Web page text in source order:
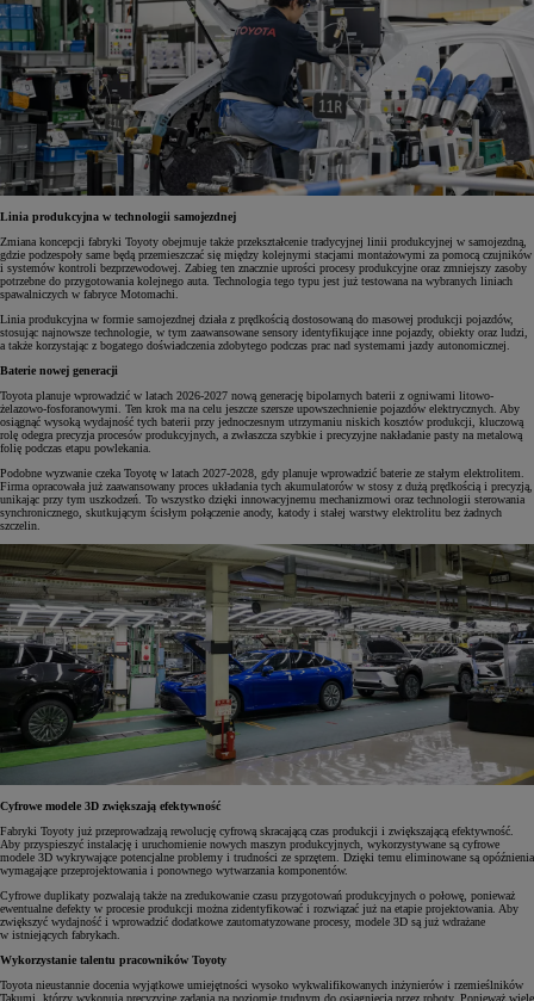
Linia produkcyjna w technologii samojezdnej
Zmiana koncepcji fabryki Toyoty obejmuje także przekształcenie tradycyjnej linii produkcyjnej w samojezdną,
gdzie podzespoły same będą przemieszczać się między kolejnymi stacjami montażowymi za pomocą czujników
i systemów kontroli bezprzewodowej. Zabieg ten znacznie uprości procesy produkcyjne oraz zmniejszy zasoby
potrzebne do przygotowania kolejnego auta. Technologia tego typu jest już testowana na wybranych liniach
spawalniczych w fabryce Motomachi.
Linia produkcyjna w formie samojezdnej działa z prędkością dostosowaną do masowej produkcji pojazdów,
stosując najnowsze technologie, w tym zaawansowane sensory identyfikujące inne pojazdy, obiekty oraz ludzi,
a także korzystając z bogatego doświadczenia zdobytego podczas prac nad systemami jazdy autonomicznej.
Baterie nowej generacji
Toyota planuje wprowadzić w latach 2026-2027 nową generację bipolarnych baterii z ogniwami litowo-
żelazowo-fosforanowymi. Ten krok ma na celu jeszcze szersze upowszechnienie pojazdów elektrycznych. Aby
osiągnąć wysoką wydajność tych baterii przy jednoczesnym utrzymaniu niskich kosztów produkcji, kluczową
rolę odegra precyzja procesów produkcyjnych, a zwłaszcza szybkie i precyzyjne nakładanie pasty na metalową
folię podczas etapu powlekania.
Podobne wyzwanie czeka Toyotę w latach 2027-2028, gdy planuje wprowadzić baterie ze stałym elektrolitem.
Firma opracowała już zaawansowany proces układania tych akumulatorów w stosy z dużą prędkością i precyzją,
unikając przy tym uszkodzeń. To wszystko dzięki innowacyjnemu mechanizmowi oraz technologii sterowania
synchronicznego, skutkującym ścisłym połączenie anody, katody i stałej warstwy elektrolitu bez żadnych
szczelin.
Cyfrowe modele 3D zwiększają efektywność
Fabryki Toyoty już przeprowadzają rewolucję cyfrową skracającą czas produkcji i zwiększającą efektywność.
Aby przyspieszyć instalację i uruchomienie nowych maszyn produkcyjnych, wykorzystywane są cyfrowe
modele 3D wykrywające potencjalne problemy i trudności ze sprzętem. Dzięki temu eliminowane są opóźnienia
wymagające przeprojektowania i ponownego wytwarzania komponentów.
Cyfrowe duplikaty pozwalają także na zredukowanie czasu przygotowań produkcyjnych o połowę, ponieważ
ewentualne defekty w procesie produkcji można zidentyfikować i rozwiązać już na etapie projektowania. Aby
zwiększyć wydajność i wprowadzić dodatkowe zautomatyzowane procesy, modele 3D są już wdrażane
w istniejących fabrykach.
Wykorzystanie talentu pracowników Toyoty
Toyota nieustannie docenia wyjątkowe umiejętności wysoko wykwalifikowanych inżynierów i rzemieślników
Takumi, którzy wykonują precyzyjne zadania na poziomie trudnym do osiągnięcia przez roboty. Ponieważ wiele